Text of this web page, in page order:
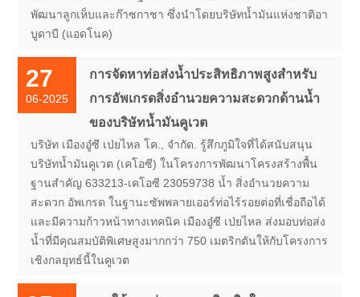
พัฒนาลูกเห็บและก๊าซกาชา ซึ่งนำโดยบริษัทน้ำมันแห่งชาติอา
บูดาบี (แอดโนค)
27
06-2025
การจัดหาท่อส่งน้ำประสิทธิภาพสูงสำหรับ
การอัพเกรดสิ่งอำนวยความสะดวกด้านน้ำ
ของบริษัทน้ำมันคูเวต
บริษัท เมืองอู๋ซี เป่ยไหล โค., จำกัด. รู้สึกภูมิใจที่ได้สนับสนุน
บริษัทน้ำมันคูเวต (เคโอซี) ในโครงการพัฒนาโครงสร้างพื้น
ฐานสำคัญ 633213-เคโอซี 23059738 น้ำ สิ่งอำนวยความ
สะดวก อัพเกรด ในฐานะซัพพลายเออร์ท่อไร้รอยต่อที่เชื่อถือได้
และมีความก้าวหน้าทางเทคนิค เมืองอู๋ซี เป่ยไหล ส่งมอบท่อส่ง
น้ำที่มีคุณสมบัติพิเศษสูงมากกว่า 750 เมตริกตันให้กับโครงการ
เชิงกลยุทธ์นี้ในคูเวต